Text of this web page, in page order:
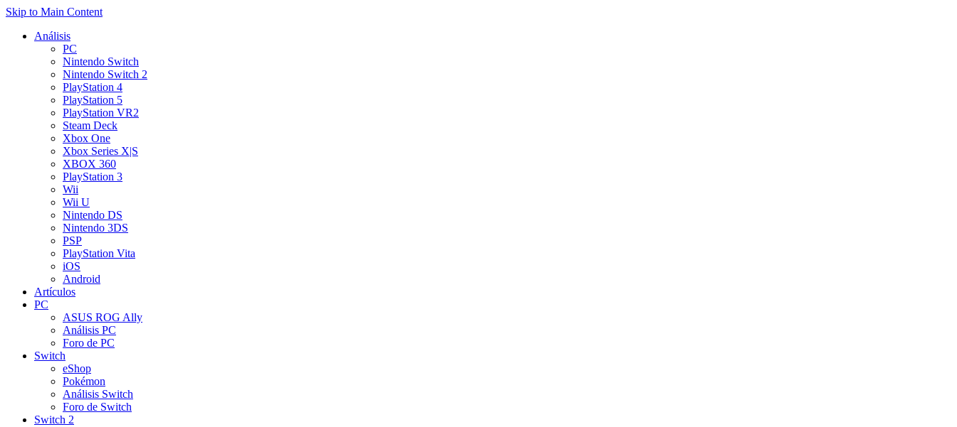
Skip to Main Content
Análisis
PC
Nintendo Switch
Nintendo Switch 2
PlayStation 4
PlayStation 5
PlayStation VR2
Steam Deck
Xbox One
Xbox Series X|S
XBOX 360
PlayStation 3
Wii
Wii U
Nintendo DS
Nintendo 3DS
PSP
PlayStation Vita
iOS
Android
Artículos
PC
ASUS ROG Ally
Análisis PC
Foro de PC
Switch
eShop
Pokémon
Análisis Switch
Foro de Switch
Switch 2